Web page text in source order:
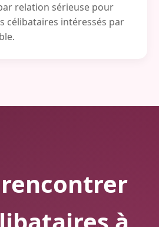
relation sérieuse pour
célibataires intéressés par